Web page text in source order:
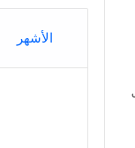
الأشهر